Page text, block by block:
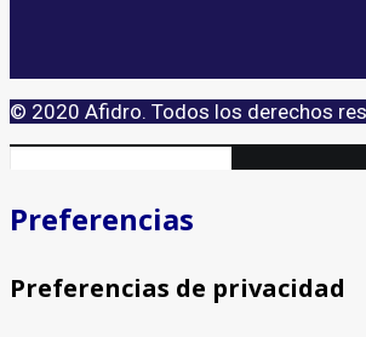
© 2020 Afidro. Todos los derechos
Preferencias
Preferencias de privacidad